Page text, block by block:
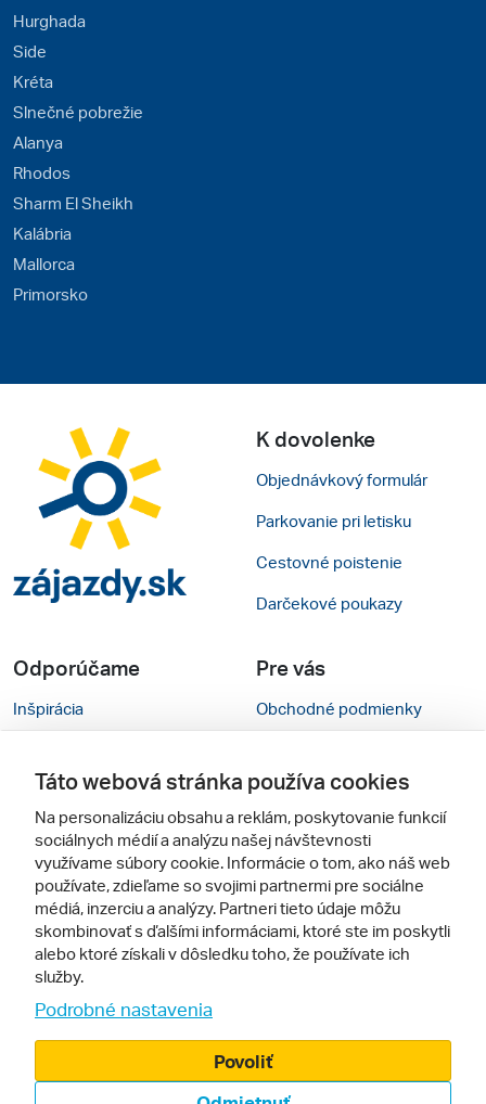
Hurghada
Side
Kréta
Slnečné pobrežie
Alanya
Rhodos
Sharm El Sheikh
Kalábria
Mallorca
Primorsko
K dovolenke
Objednávkový formulár
Parkovanie pri letisku
Cestovné poistenie
Darčekové poukazy
Odporúčame
Inšpirácia
Cestovné kancelárie
Zájezdy.cz
Pre vás
Obchodné podmienky
Nastavenie cookies
Verzia webu pre PC
Sledujte nás
© 2005 - 2026, Zájazdy.sk,
Táto webová stránka používa cookies
Na personalizáciu obsahu a reklám, poskytovanie funkcií
sociálnych médií a analýzu našej návštevnosti
využívame súbory cookie. Informácie o tom, ako náš web
používate, zdieľame so svojimi partnermi pre sociálne
médiá, inzerciu a analýzy. Partneri tieto údaje môžu
skombinovať s ďalšími informáciami, ktoré ste im poskytli
alebo ktoré získali v dôsledku toho, že používate ich
služby.
Podrobné nastavenia
Povoliť